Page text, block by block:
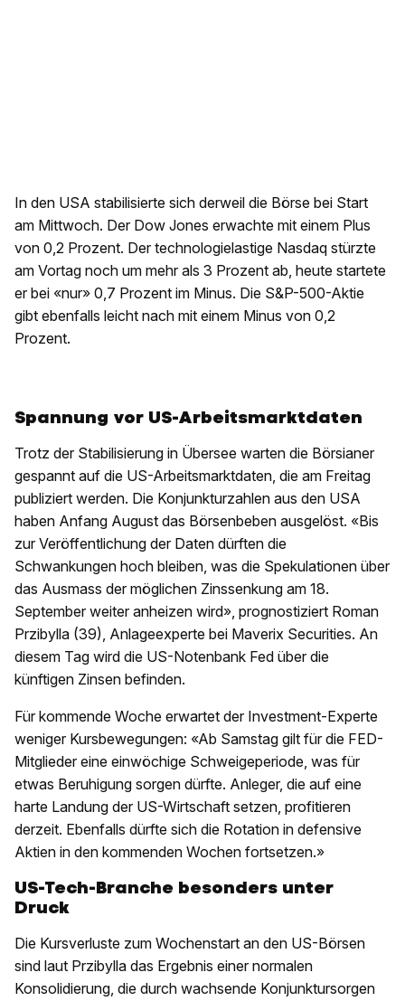
In den USA stabilisierte sich derweil die Börse bei Start
am Mittwoch. Der Dow Jones erwachte mit einem Plus
von 0,2 Prozent. Der technologielastige Nasdaq stürzte
am Vortag noch um mehr als 3 Prozent ab, heute startete
er bei «nur» 0,7 Prozent im Minus. Die S&P-500-Aktie
gibt ebenfalls leicht nach mit einem Minus von 0,2
Prozent.
Spannung vor US-Arbeitsmarktdaten
Trotz der Stabilisierung in Übersee warten die Börsianer
gespannt auf die US-Arbeitsmarktdaten, die am Freitag
publiziert werden. Die Konjunkturzahlen aus den USA
haben Anfang August das Börsenbeben ausgelöst. «Bis
zur Veröffentlichung der Daten dürften die
Schwankungen hoch bleiben, was die Spekulationen über
das Ausmass der möglichen Zinssenkung am 18.
September weiter anheizen wird», prognostiziert Roman
Przibylla (39), Anlageexperte bei Maverix Securities. An
diesem Tag wird die US-Notenbank Fed über die
künftigen Zinsen befinden.
Für kommende Woche erwartet der Investment-Experte
weniger Kursbewegungen: «Ab Samstag gilt für die FED-
Mitglieder eine einwöchige Schweigeperiode, was für
etwas Beruhigung sorgen dürfte. Anleger, die auf eine
harte Landung der US-Wirtschaft setzen, profitieren
derzeit. Ebenfalls dürfte sich die Rotation in defensive
Aktien in den kommenden Wochen fortsetzen.»
US-Tech-Branche besonders unter
Druck
Die Kursverluste zum Wochenstart an den US-Börsen
sind laut Przibylla das Ergebnis einer normalen
Konsolidierung, die durch wachsende Konjunktursorgen